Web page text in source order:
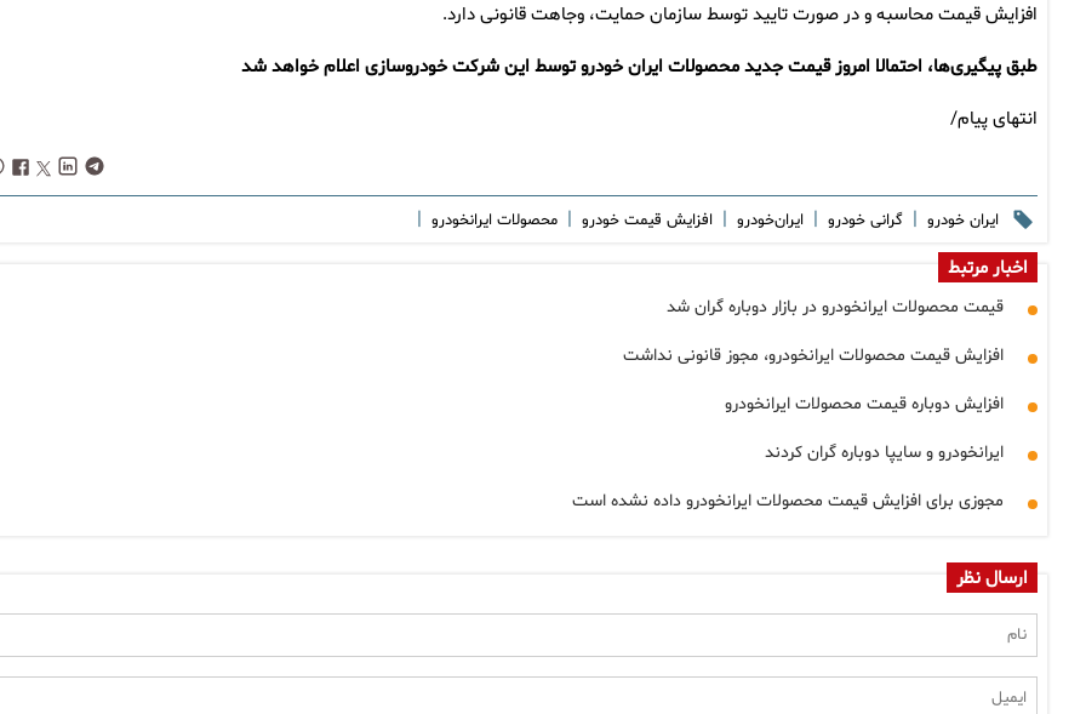
افزایش قیمت محاسبه و در صورت تایید توسط سازمان حمایت، وجاهت قانونی دارد.
طبق پیگیری‌ها، احتمالا امروز قیمت جدید محصولات ایران خودرو توسط این شرکت خودروسازی اعلام خواهد شد
انتهای پیام/
ایران خودرو | گرانی خودرو | ایران‌خودرو | افزایش قیمت خودرو | محصولات ایرانخودرو |
اخبار مرتبط
قیمت محصولات ایرانخودرو در بازار دوباره گران شد
افزایش قیمت محصولات ایرانخودرو، مجوز قانونی نداشت
افزایش دوباره قیمت محصولات ایرانخودرو
ایرانخودرو و سایپا دوباره گران کردند
مجوزی برای افزایش قیمت محصولات ایرانخودرو داده نشده است
ارسال نظر